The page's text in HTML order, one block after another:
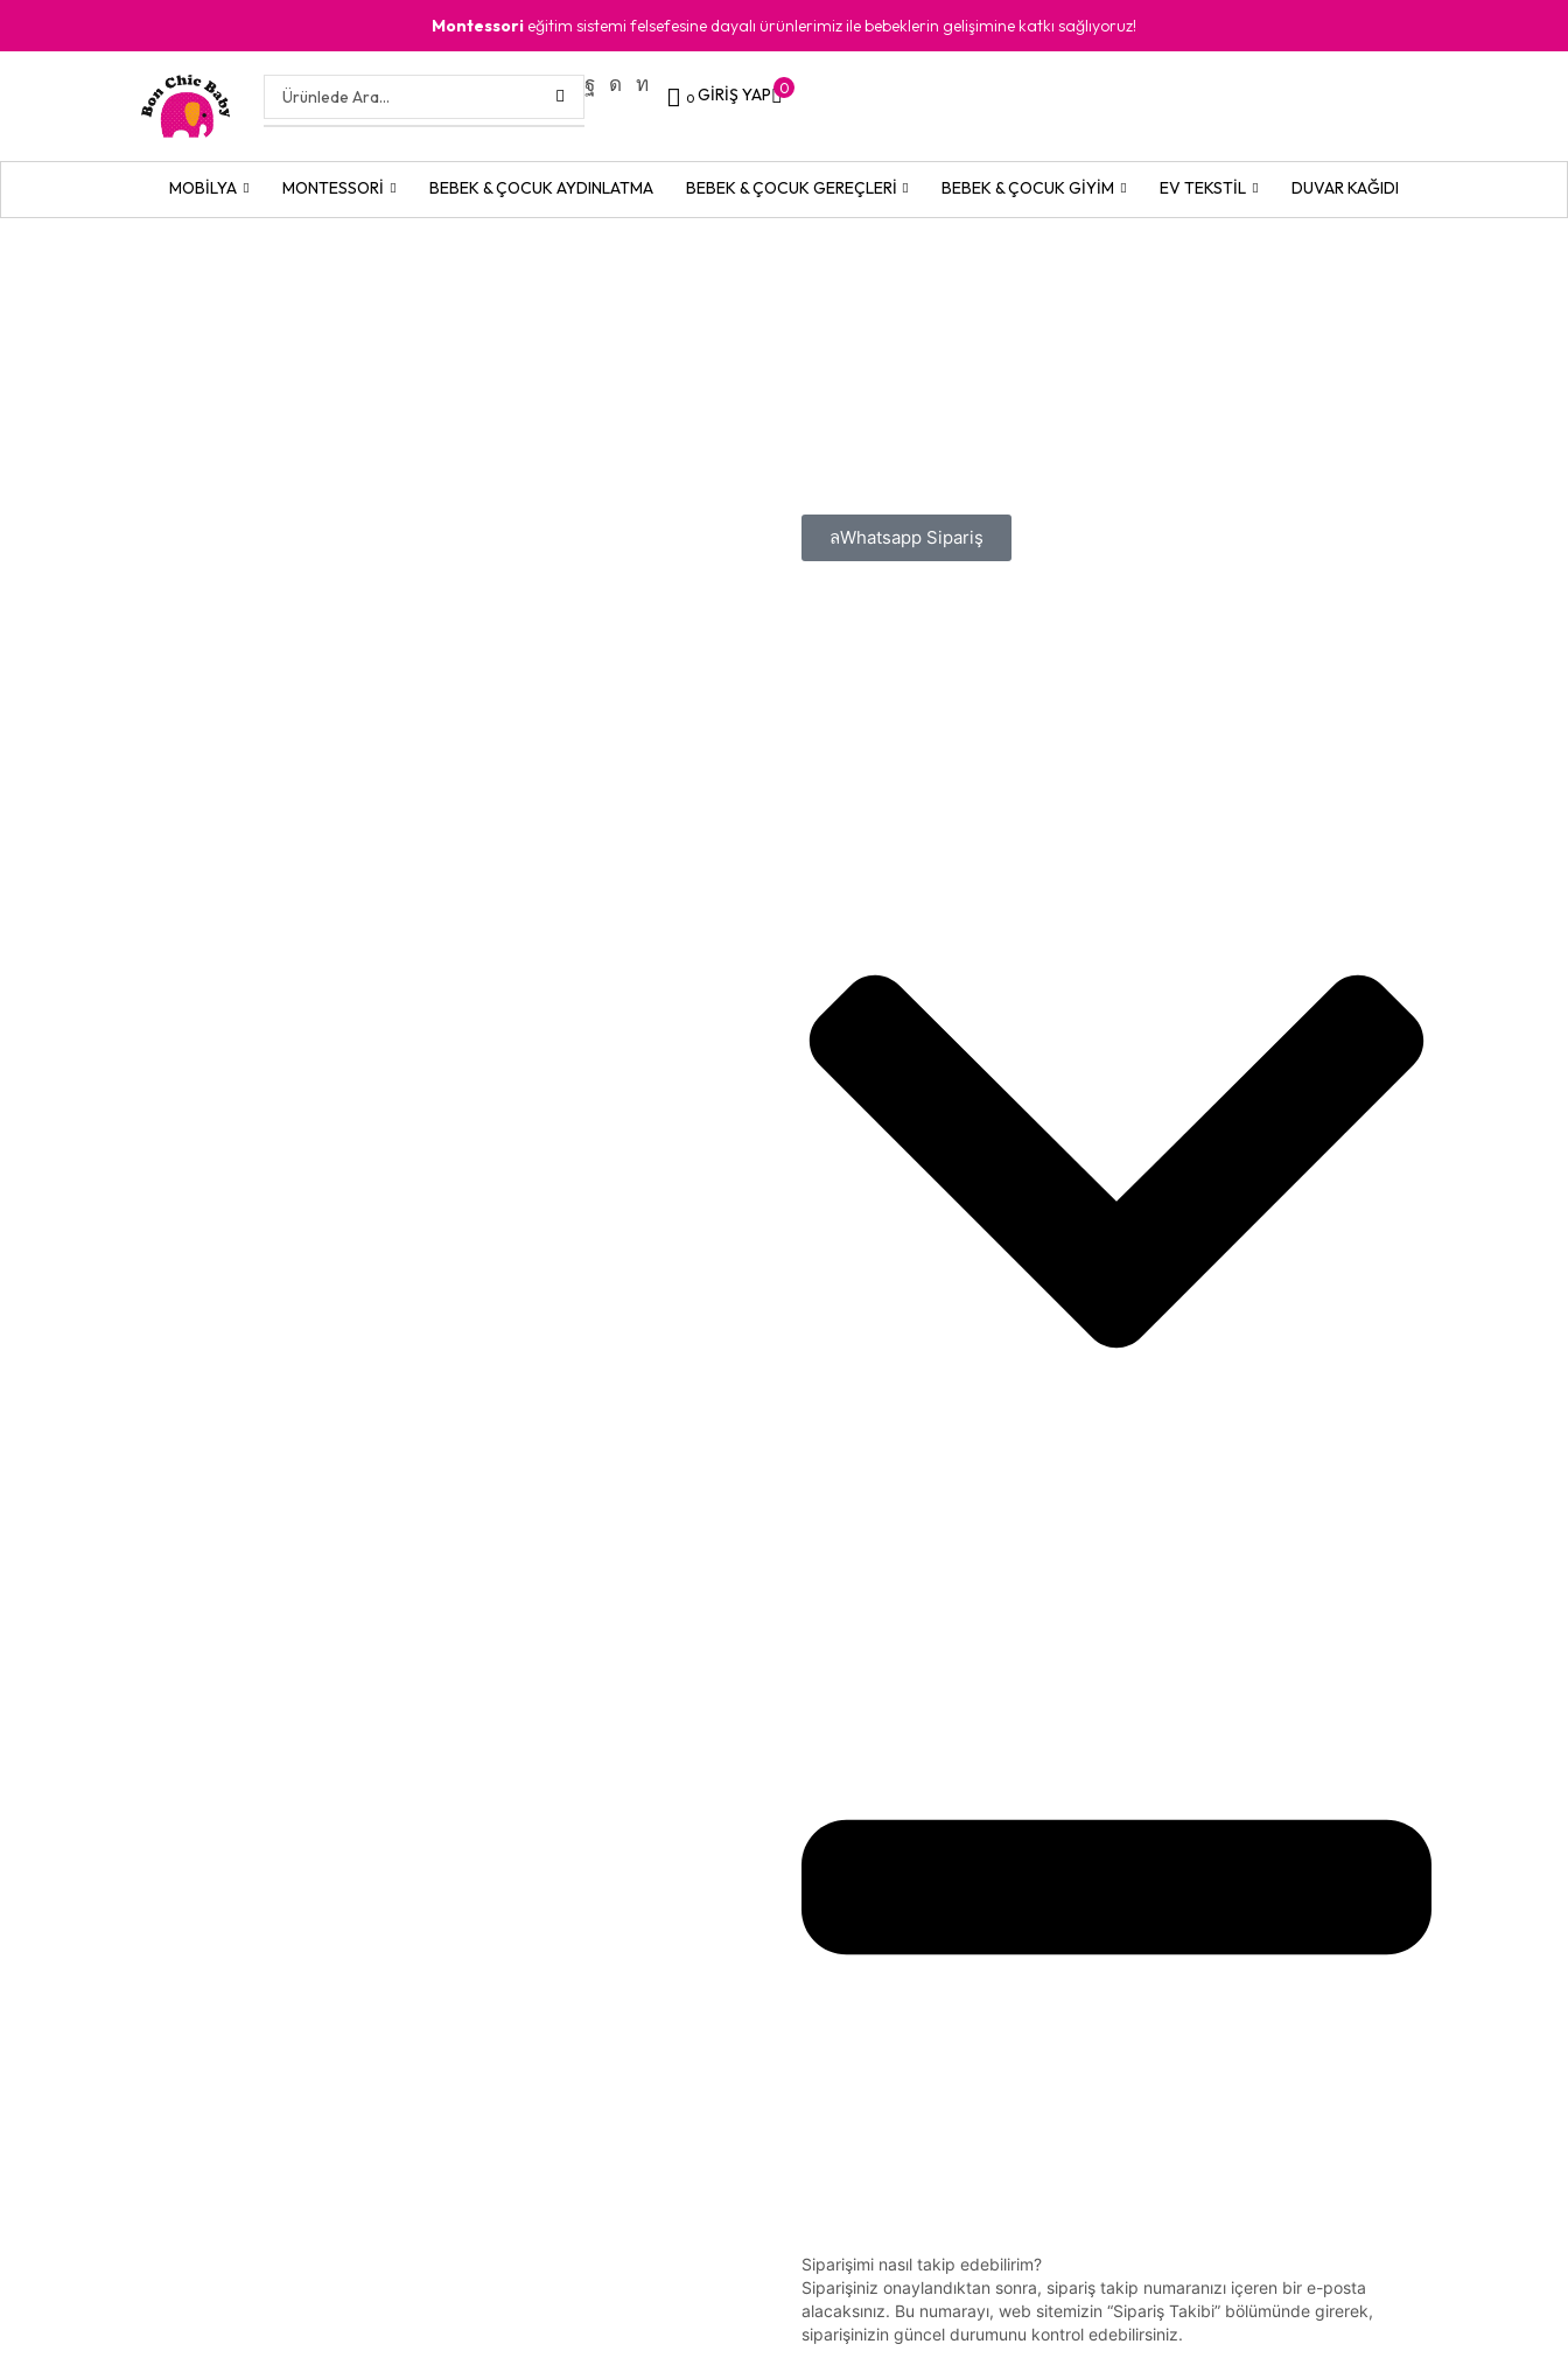
Montessori eğitim sistemi felsefesine dayalı ürünlerimiz ile bebeklerin gelişimine katkı sağlıyoruz!
0 GIRIŞ YAP 0
MOBILYA MONTESSORI BEBEK & ÇOCUK AYDINLATMA BEBEK & ÇOCUK GEREÇLERI BEBEK & ÇOCUK GIYIM EV TEKSTIL DUVAR KAĞIDI
Whatsapp Sipariş
Siparişimi nasıl takip edebilirim?
Siparişiniz onaylandıktan sonra, sipariş takip numaranızı içeren bir e-posta
alacaksınız. Bu numarayı, web sitemizin “Sipariş Takibi” bölümünde girerek,
siparişinizin güncel durumunu kontrol edebilirsiniz.